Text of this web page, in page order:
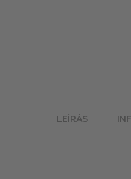
LEÍRÁS